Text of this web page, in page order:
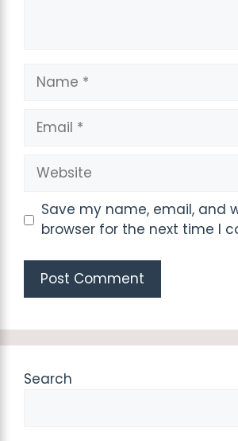
Name
Email
Website
Save my name, email, and
browser for the next time I
Search